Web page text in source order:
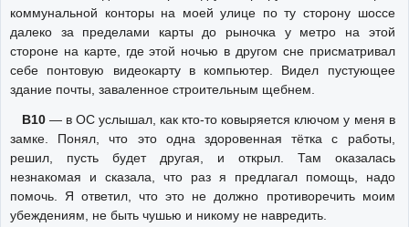
коммунальной конторы на моей улице по ту сторону шоссе
далеко за пределами карты до рыночка у метро на этой
стороне на карте, где этой ночью в другом сне присматривал
себе понтовую видеокарту в компьютер. Видел пустующее
здание почты, заваленное строительным щебнем.
В10— в ОС услышал, как кто-то ковыряется ключом у меня в
замке. Понял, что это одна здоровенная тётка с работы,
решил, пусть будет другая, и открыл. Там оказалась
незнакомая и сказала, что раз я предлагал помощь, надо
помочь. Я ответил, что это не должно противоречить моим
убеждениям, не быть чушью и никому не навредить.